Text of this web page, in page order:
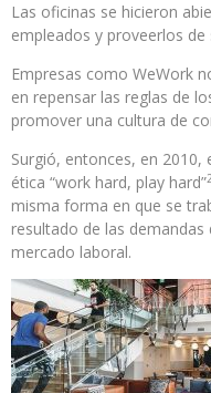
Las oficinas se hicieron
empleados y proveerlos
Empresas como WeWork
en repensar las reglas de
promover una cultura de
Surgió, entonces, en 2010,
ética “work hard, play hard”2
misma forma en que se
resultado de las
mercado laboral.